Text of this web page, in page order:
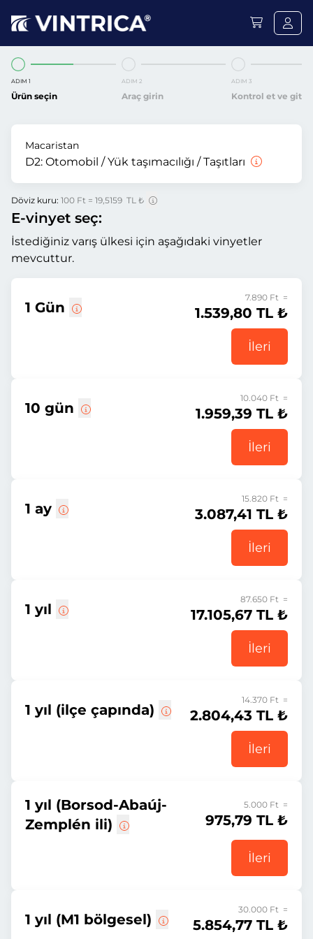
ADIM 1
Ürün seçin
ADIM 2
Araç girin
ADIM 3
Kontrol et ve git
Macaristan
D2: Otomobil / Yük taşımacılığı / Taşıtları
Döviz kuru: 100 Ft = 19,5159 TL ₺
E-vinyet seç:
İstediğiniz varış ülkesi için aşağıdaki vinyetler
mevcuttur.
1 Gün
7.890 Ft =
1.539,80 TL ₺
İleri
10 gün
10.040 Ft =
1.959,39 TL ₺
İleri
1 ay
15.820 Ft =
3.087,41 TL ₺
İleri
1 yıl
87.650 Ft =
17.105,67 TL ₺
İleri
1 yıl (ilçe çapında)
14.370 Ft =
2.804,43 TL ₺
İleri
1 yıl (Borsod-Abaúj-
Zemplén ili)
5.000 Ft =
975,79 TL ₺
İleri
1 yıl (M1 bölgesel)
30.000 Ft =
5.854,77 TL ₺